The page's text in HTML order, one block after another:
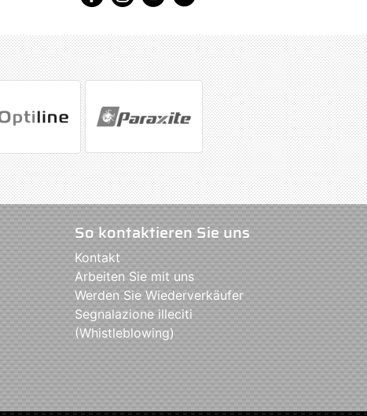
So kontaktieren Sie uns
Kontakt
Arbeiten Sie mit uns
Werden Sie Wiederverkäufer
Segnalazione illeciti
(Whistleblowing)